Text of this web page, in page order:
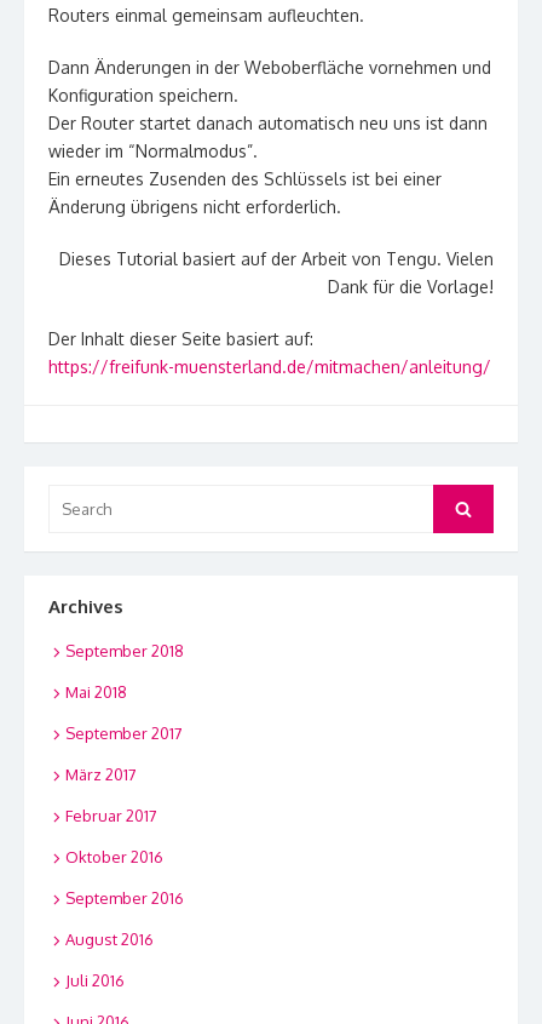
Routers einmal gemeinsam aufleuchten.
Dann Änderungen in der Weboberfläche vornehmen und
Konfiguration speichern.
Der Router startet danach automatisch neu uns ist dann
wieder im “Normalmodus”.
Ein erneutes Zusenden des Schlüssels ist bei einer
Änderung übrigens nicht erforderlich.
Dieses Tutorial basiert auf der Arbeit von Tengu. Vielen
Dank für die Vorlage!
Der Inhalt dieser Seite basiert auf:
https://freifunk-muensterland.de/mitmachen/anleitung/
for:
Search
Archives
September 2018
Mai 2018
September 2017
März 2017
Februar 2017
Oktober 2016
September 2016
August 2016
Juli 2016